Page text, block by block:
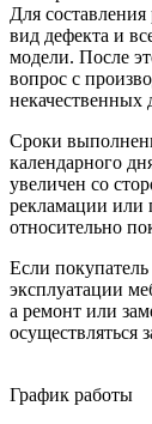
Для составления
вид дефекта и
модели. После
вопрос с
некачественных
Сроки
календарного
увеличен со
рекламации или
относительно
Если
эксплуатации
а ремонт или
осуществляться
График работы